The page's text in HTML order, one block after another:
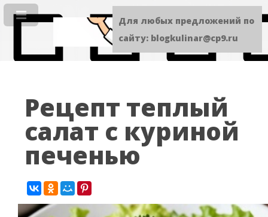
Рецепт теплый
салат с куриной
печенью
Для любых предложений по
сайту: blogkulinar@cp9.ru